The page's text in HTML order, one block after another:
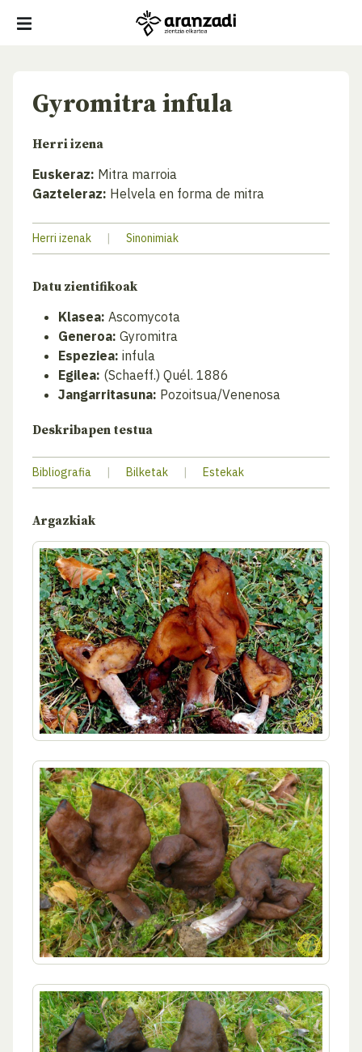
Gyromitra infula
Herri izena
Euskeraz: Mitra marroia
Gazteleraz: Helvela en forma de mitra
Herri izenak | Sinonimiak
Datu zientifikoak
Klasea: Ascomycota
Generoa: Gyromitra
Espeziea: infula
Egilea: (Schaeff.) Quél. 1886
Jangarritasuna: Pozoitsua/Venenosa
Deskribapen testua
Bibliografia | Bilketak | Estekak
Argazkiak